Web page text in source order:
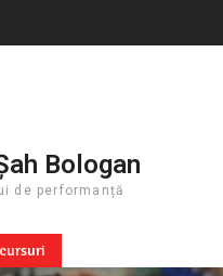
Bologan
de performanță